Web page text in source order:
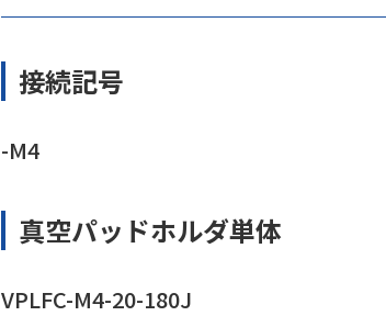
接続記号
-M4
真空パッドホルダ単体
VPLFC-M4-20-180J